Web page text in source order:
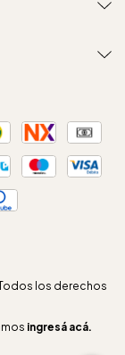
los derechos
ingresá acá.